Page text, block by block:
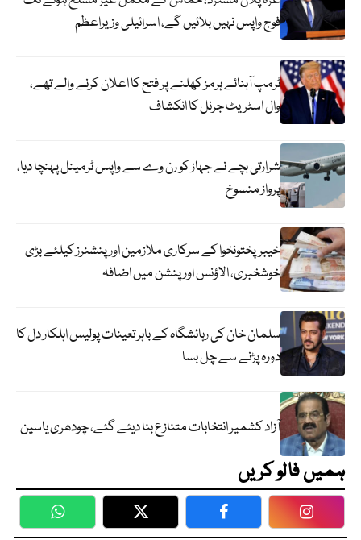
فوج واپس نہیں بلائیں گے، اسرائیلی وزیراعظم
ٹرمپ آبنائے ہرمز کھلنے پر فتح کا اعلان کرنے والے تھے،
وال اسٹریٹ جرنل کا انکشاف
شرارتی بچے نے جہاز کو رن وے سے واپس ٹرمینل پہنچا دیا،
پرواز منسوخ
خیبرپختونخوا کے سرکاری ملازمین اور پنشنرز کیلئے بڑی
خوشخبری، الاؤنس اور پنشن میں اضافہ
سلمان خان کی رہائشگاہ کے باہر تعینات پولیس اہلکار دل کا
دورہ پڑنے سے چل بسا
آزاد کشمیر انتخابات متنازع بنا دیئے گئے، چودھری یاسین
ہمیں فالو کریں
WhatsApp Twitter Facebook